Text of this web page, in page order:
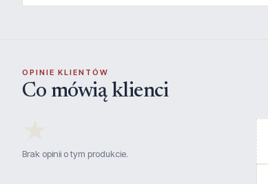
OPINIE KLIENTÓW
Co mówią klienci
Brak opinii o tym produkcie.